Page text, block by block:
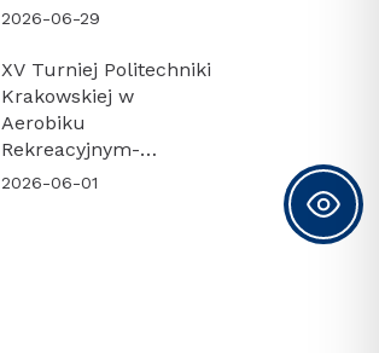
2026-06-29
XV Turniej Politechniki
Krakowskiej w
Aerobiku
Rekreacyjnym-
PODSUMOWANIE
2026-06-01